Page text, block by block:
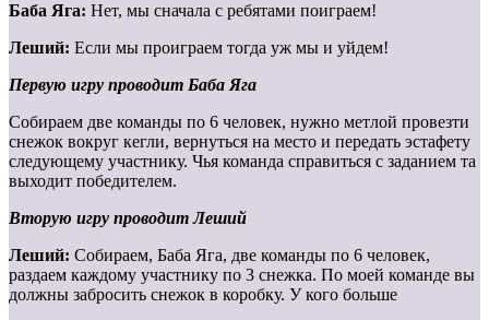
Баба Яга: Нет, мы сначала с ребятами поиграем!
Леший: Если мы проиграем тогда уж мы и уйдем!
Первую игру проводит Баба Яга
Собираем две команды по 6 человек, нужно метлой провезти
снежок вокруг кегли, вернуться на место и передать эстафету
следующему участнику. Чья команда справиться с заданием та
выходит победителем.
Вторую игру проводит Леший
Леший: Собираем, Баба Яга, две команды по 6 человек,
раздаем каждому участнику по 3 снежка. По моей команде вы
должны забросить снежок в коробку. У кого больше